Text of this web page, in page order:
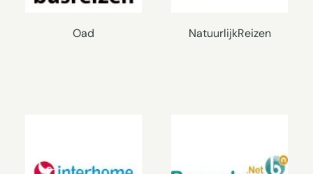
Oad NatuurlijkReizen